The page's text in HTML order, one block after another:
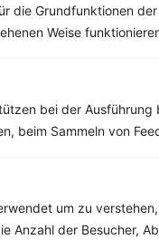
die Grundfunktionen
Weise
bei der
beim Sammeln von
um zu
Anzahl der Besucher,